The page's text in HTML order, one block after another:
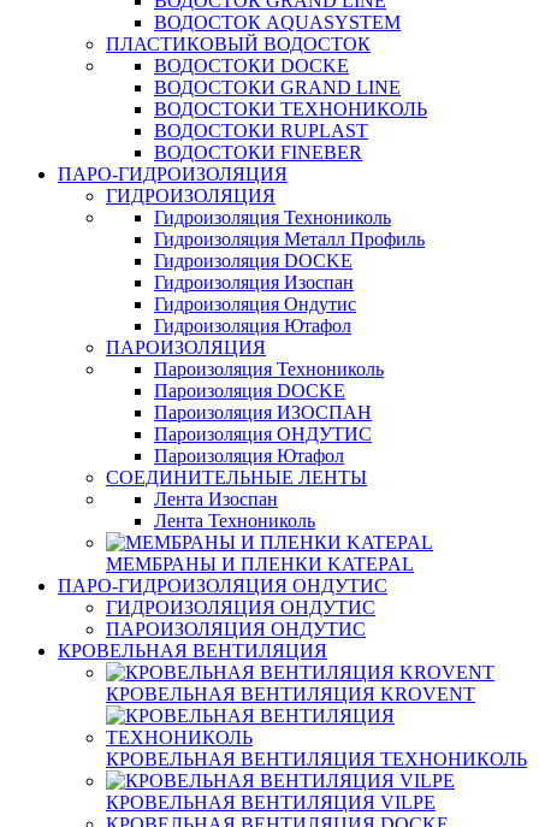
ВОДОСТОК AQUASYSTEM
ПЛАСТИКОВЫЙ ВОДОСТОК
ВОДОСТОКИ DOCKE
ВОДОСТОКИ GRAND LINE
ВОДОСТОКИ ТЕХНОНИКОЛЬ
ВОДОСТОКИ RUPLAST
ВОДОСТОКИ FINEBER
ПАРО-ГИДРОИЗОЛЯЦИЯ
ГИДРОИЗОЛЯЦИЯ
Гидроизоляция Технониколь
Гидроизоляция Металл Профиль
Гидроизоляция DOCKE
Гидроизоляция Изоспан
Гидроизоляция Ондутис
Гидроизоляция Ютафол
ПАРОИЗОЛЯЦИЯ
Пароизоляция Технониколь
Пароизоляция DOCKE
Пароизоляция ИЗОСПАН
Пароизоляция ОНДУТИС
Пароизоляция Ютафол
СОЕДИНИТЕЛЬНЫЕ ЛЕНТЫ
Лента Изоспан
Лента Технониколь
МЕМБРАНЫ И ПЛЕНКИ KATEPAL
ПАРО-ГИДРОИЗОЛЯЦИЯ ОНДУТИС
ГИДРОИЗОЛЯЦИЯ ОНДУТИС
ПАРОИЗОЛЯЦИЯ ОНДУТИС
КРОВЕЛЬНАЯ ВЕНТИЛЯЦИЯ
КРОВЕЛЬНАЯ ВЕНТИЛЯЦИЯ KROVENT
КРОВЕЛЬНАЯ ВЕНТИЛЯЦИЯ ТЕХНОНИКОЛЬ
КРОВЕЛЬНАЯ ВЕНТИЛЯЦИЯ VILPE